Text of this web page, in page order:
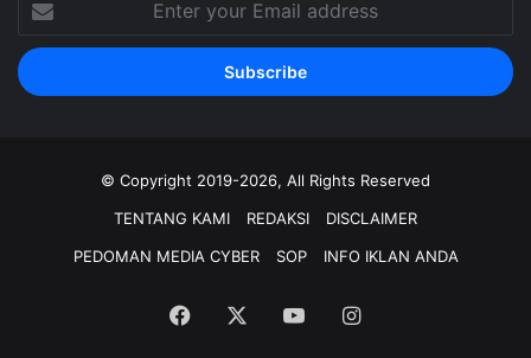
your
Email
address
© Copyright 2019-2026, All Rights Reserved
TENTANG KAMI
REDAKSI
DISCLAIMER
PEDOMAN MEDIA CYBER
SOP INFO IKLAN ANDA
Facebook YouTubeInstagram